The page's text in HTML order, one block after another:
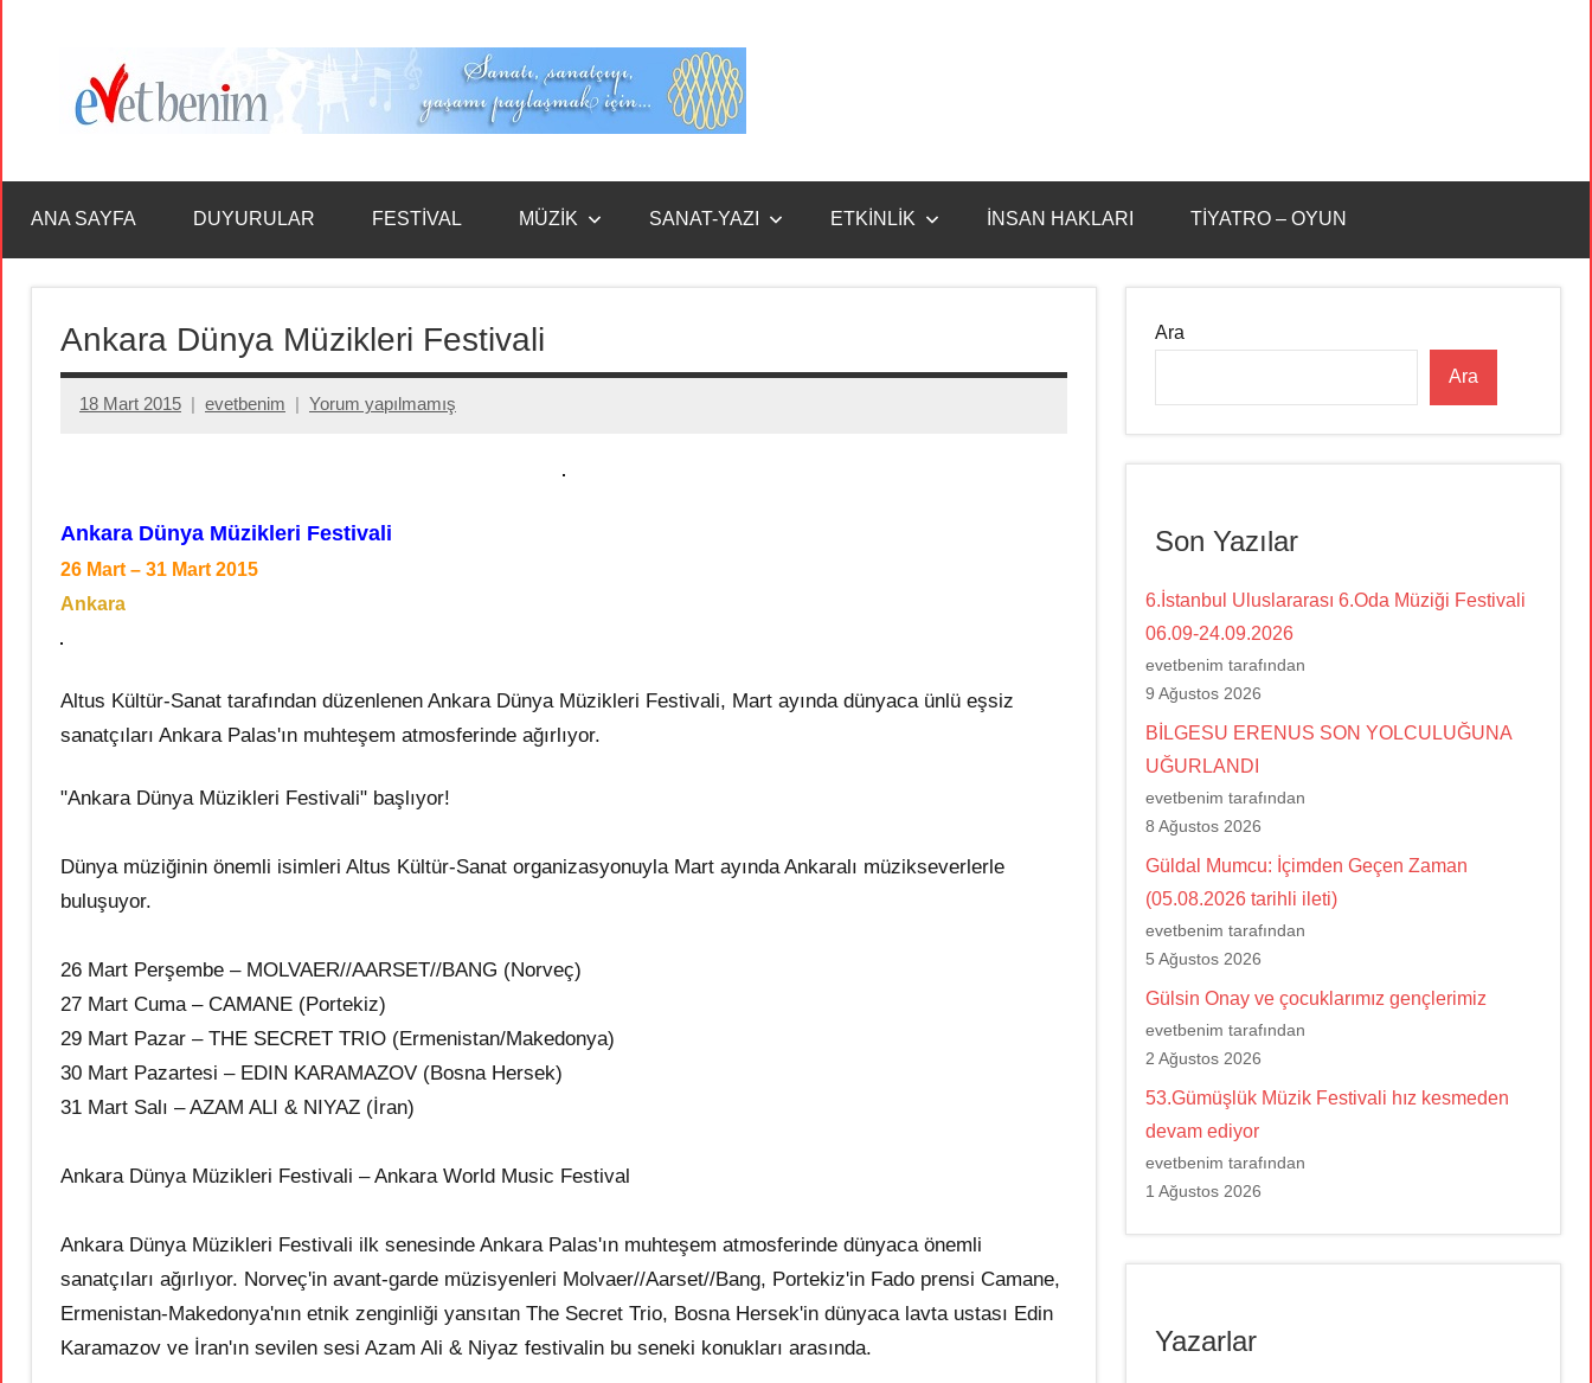
Benim
ANA SAYFA DUYURULAR FESTİVAL MÜZİK SANAT-YAZI ETKİNLİK İNSAN HAKLARI TİYATRO – OYUN
Ankara Dünya Müzikleri Festivali
18 Mart 2015 evetbenim Yorum yapılmamış
Ankara Dünya Müzikleri Festivali
26 Mart – 31 Mart 2015
Ankara
Altus Kültür-Sanat tarafından düzenlenen Ankara Dünya Müzikleri Festivali, Mart ayında dünyaca ünlü eşsiz
sanatçıları Ankara Palas'ın muhteşem atmosferinde ağırlıyor.
"Ankara Dünya Müzikleri Festivali" başlıyor!
Dünya müziğinin önemli isimleri Altus Kültür-Sanat organizasyonuyla Mart ayında Ankaralı müzikseverlerle
buluşuyor.
26 Mart Perşembe – MOLVAER//AARSET//BANG (Norveç)
27 Mart Cuma – CAMANE (Portekiz)
29 Mart Pazar – THE SECRET TRIO (Ermenistan/Makedonya)
30 Mart Pazartesi – EDIN KARAMAZOV (Bosna Hersek)
31 Mart Salı – AZAM ALI & NIYAZ (İran)
Ankara Dünya Müzikleri Festivali – Ankara World Music Festival
Ankara Dünya Müzikleri Festivali ilk senesinde Ankara Palas'ın muhteşem atmosferinde dünyaca önemli
sanatçıları ağırlıyor. Norveç'in avant-garde müzisyenleri Molvaer//Aarset//Bang, Portekiz'in Fado prensi Camane,
Ermenistan-Makedonya'nın etnik zenginliği yansıtan The Secret Trio, Bosna Hersek'in dünyaca lavta ustası Edin
Karamazov ve İran'ın sevilen sesi Azam Ali & Niyaz festivalin bu seneki konukları arasında.
Ara
Ara
Son Yazılar
6.İstanbul Uluslararası 6.Oda Müziği Festivali
06.09-24.09.2026
evetbenim tarafından
9 Ağustos 2026
BİLGESU ERENUS SON YOLCULUĞUNA
UĞURLANDI
evetbenim tarafından
8 Ağustos 2026
Güldal Mumcu: İçimden Geçen Zaman
(05.08.2026 tarihli ileti)
evetbenim tarafından
5 Ağustos 2026
Gülsin Onay ve çocuklarımız gençlerimiz
evetbenim tarafından
2 Ağustos 2026
53.Gümüşlük Müzik Festivali hız kesmeden
devam ediyor
evetbenim tarafından
1 Ağustos 2026
Yazarlar